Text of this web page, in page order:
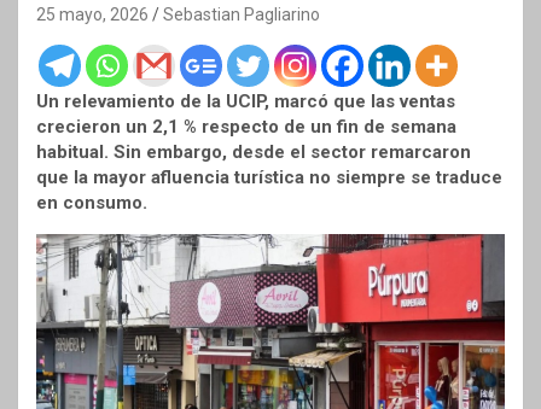
25 mayo, 2026 Sebastian Pagliarino
Un relevamiento de la UCIP, marcó que las ventas
crecieron un 2,1 % respecto de un fin de semana
habitual. Sin embargo, desde el sector remarcaron
que la mayor afluencia turística no siempre se traduce
en consumo.